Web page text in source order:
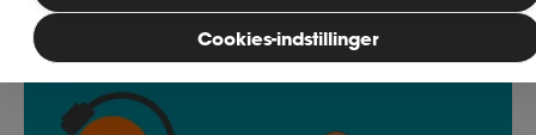
Ase Selvstændig
Cookies-indstillinger